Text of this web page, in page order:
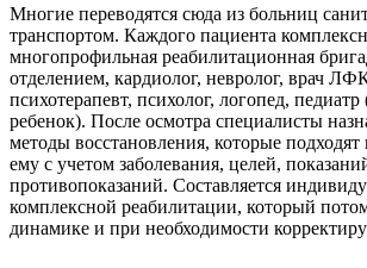
Многие переводятся сюда из больниц
транспортом. Каждого пациента
многопрофильная реабилитационная
отделением, кардиолог, невролог, врач
психотерапевт, психолог, логопед, педиатр
ребенок). После осмотра специалисты
методы восстановления, которые подходят
ему с учетом заболевания, целей,
противопоказаний. Составляется
комплексной реабилитации, который
динамике и при необходимости